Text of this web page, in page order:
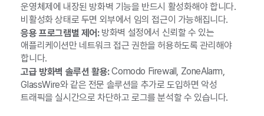
운영체제에 내장된 방화벽 기능을 반드시 활성화해야 합니다.
비활성화 상태로 두면 외부에서 임의 접근이 가능해집니다.
응용 프로그램별 제어:방화벽 설정에서 신뢰할 수 있는
애플리케이션만 네트워크 접근 권한을 허용하도록 관리해야
합니다.
고급 방화벽 솔루션 활용:Comodo Firewall, ZoneAlarm,
GlassWire와 같은 전문 솔루션을 추가로 도입하면 악성
트래픽을 실시간으로 차단하고 로그를 분석할 수 있습니다.